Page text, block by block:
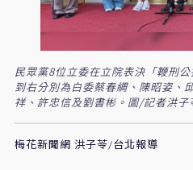
民眾黨8位立委在立院表決「鞭刑
到右分別為白委蔡春綢、陳昭姿、
祥、許忠信及劉書彬。圖/記者洪子
梅花新聞網 洪子苓/台北報導